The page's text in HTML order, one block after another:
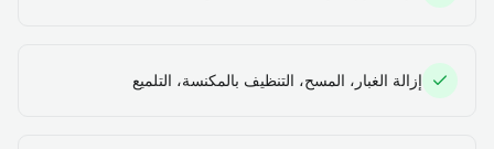
إزالة الغبار، المسح، التنظيف بالمكنسة، التلميع